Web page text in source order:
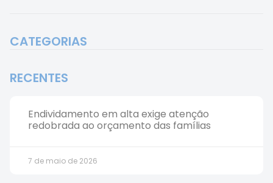
CATEGORIAS
RECENTES
Endividamento em alta exige atenção
redobrada ao orçamento das famílias
7 de maio de 2026